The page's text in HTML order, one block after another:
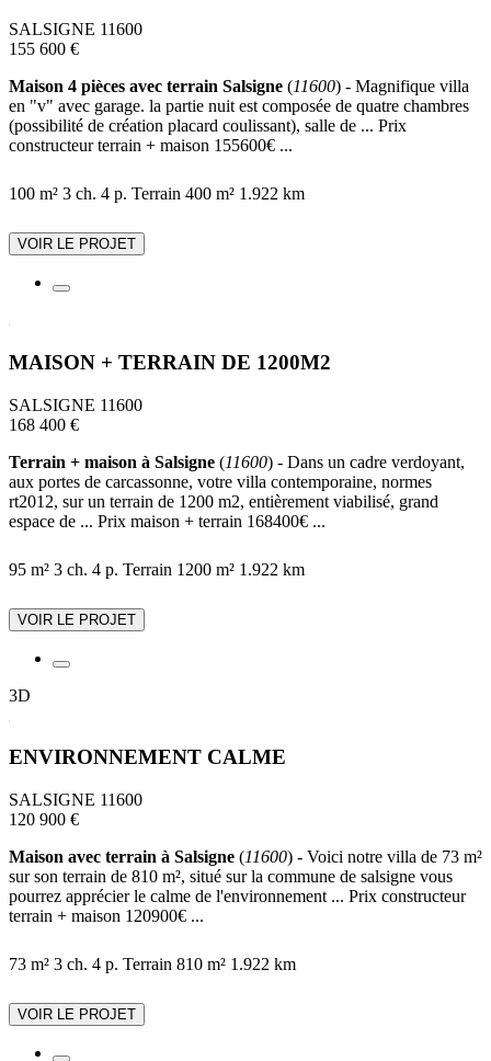
SALSIGNE 11600
155 600 €
Maison 4 pièces avec terrain Salsigne (11600) - Magnifique villa
en "v" avec garage. la partie nuit est composée de quatre chambres
(possibilité de création placard coulissant), salle de ... Prix
constructeur terrain + maison 155600€ ...
100 m² 3 ch. 4 p. Terrain 400 m² 1.922 km
VOIR LE PROJET
MAISON + TERRAIN DE 1200M2
SALSIGNE 11600
168 400 €
Terrain + maison à Salsigne (11600) - Dans un cadre verdoyant,
aux portes de carcassonne, votre villa contemporaine, normes
rt2012, sur un terrain de 1200 m2, entièrement viabilisé, grand
espace de ... Prix maison + terrain 168400€ ...
95 m² 3 ch. 4 p. Terrain 1200 m² 1.922 km
VOIR LE PROJET
3D
ENVIRONNEMENT CALME
SALSIGNE 11600
120 900 €
Maison avec terrain à Salsigne (11600) - Voici notre villa de 73 m²
sur son terrain de 810 m², situé sur la commune de salsigne vous
pourrez apprécier le calme de l'environnement ... Prix constructeur
terrain + maison 120900€ ...
73 m² 3 ch. 4 p. Terrain 810 m² 1.922 km
VOIR LE PROJET